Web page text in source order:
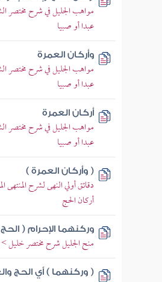
مواهب الجليل في شرح مختصر
عبدا أو صبيا
وأركان العمرة
مواهب الجليل في شرح مختصر
عبدا أو صبيا
أركان العمرة
مواهب الجليل في شرح مختصر
عبدا أو صبيا
( وأركان العمرة )
دقائق أولي النهى لشرح
أركان الحج
وركنهما الإحرام (
منح الجليل شرح مختصر خليل
( وركنهما ) أي الحج